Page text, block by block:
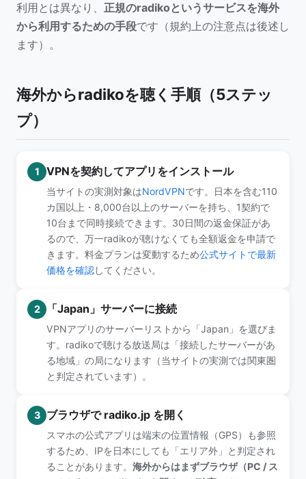
利用とは異なり、 正規のradikoというサービスを海外
から利用するための手段です（規約上の注意点は後述し
ます）。
海外からradikoを聴く手順（5ステッ
プ）
1 VPNを契約してアプリをインストール
当サイトの実測対象はNordVPNです。日本を含む110
カ国以上・8,000台以上のサーバーを持ち、1契約で
10台まで同時接続できます。30日間の返金保証があ
るので、万一radikoが聴けなくても全額返金を申請で
きます。料金プランは変動するため公式サイトで最新
価格を確認してください。
2 「Japan」サーバーに接続
VPNアプリのサーバーリストから「Japan」を選びま
す。radikoで聴ける放送局は「接続したサーバーがあ
る地域」の局になります（当サイトの実測では関東圏
と判定されています）。
3 ブラウザで radiko.jp を開く
スマホの公式アプリは端末の位置情報（GPS）も参照
するため、IPを日本にしても「エリア外」と判定され
ることがあります。 海外からはまずブラウザ（PC / ス